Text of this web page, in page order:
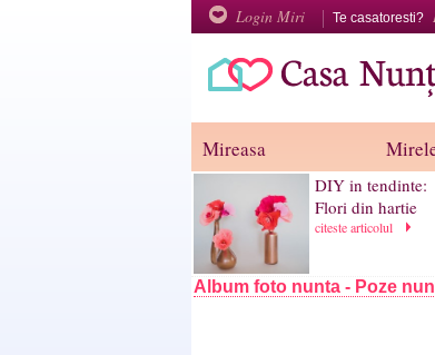
Login Miri Te casatoresti?
Mireasa
DIY in tendinte:
Flori din hartie
citeste articolul
Album foto nunta - Poze